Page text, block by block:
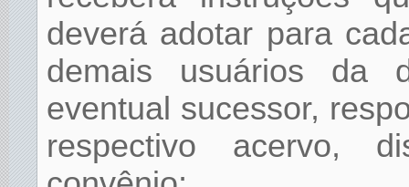
deverá adotar para
demais usuários da
eventual sucessor,
respectivo acervo,